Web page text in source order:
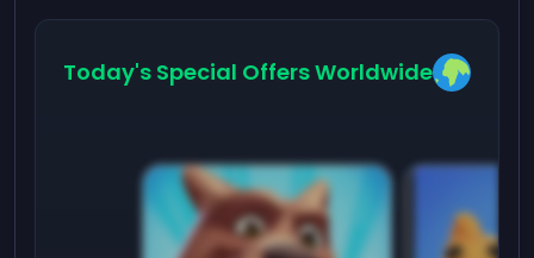
Today's Special Offers Worldwide